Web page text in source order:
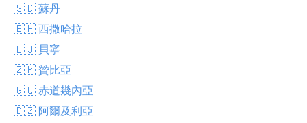
🇸🇩 蘇丹
🇪🇭 西撒哈拉
🇧🇯 貝寧
🇿🇲 贊比亞
🇬🇶 赤道幾內亞
🇩🇿 阿爾及利亞